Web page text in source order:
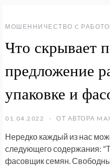
МОШЕННИЧЕСТВО C
Что скрывает
предложение
упаковке и
01.04.2022 ОТ АВТОРА
Нередко каждый из нас
следующего содержания:
фасовщик семян.